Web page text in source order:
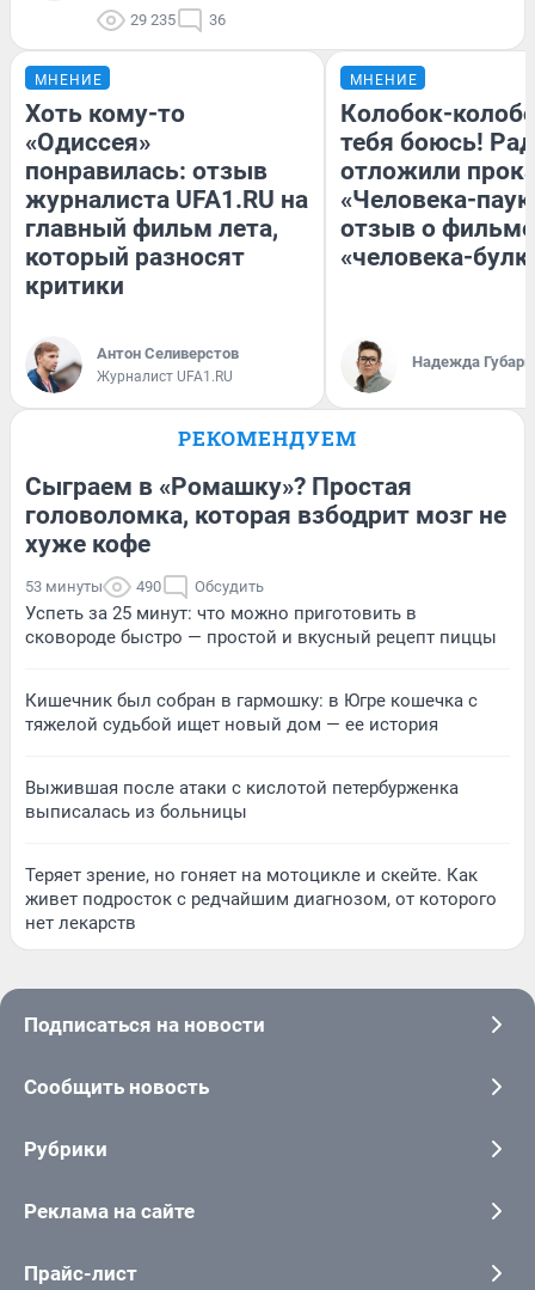
29 235 36
МНЕНИЕ
Хоть кому-то
«Одиссея»
понравилась: отзыв
журналиста UFA1.RU на
главный фильм лета,
который разносят
критики
Антон Селиверстов
Журналист UFA1.RU
МНЕНИЕ
Колобок-
тебя боюсь!
отложили
«Человека-
отзыв о
«человека-
Надежда Губарь
РЕКОМЕНДУЕМ
Сыграем в «Ромашку»? Простая
головоломка, которая взбодрит мозг не
хуже кофе
53 минуты 490 Обсудить
Успеть за 25 минут: что можно приготовить в
сковороде быстро — простой и вкусный рецепт пиццы
Кишечник был собран в гармошку: в Югре кошечка с
тяжелой судьбой ищет новый дом — ее история
Выжившая после атаки с кислотой петербурженка
выписалась из больницы
Теряет зрение, но гоняет на мотоцикле и скейте. Как
живет подросток с редчайшим диагнозом, от которого
нет лекарств
Подписаться на новости
Сообщить новость
Рубрики
Реклама на сайте
Прайс-лист